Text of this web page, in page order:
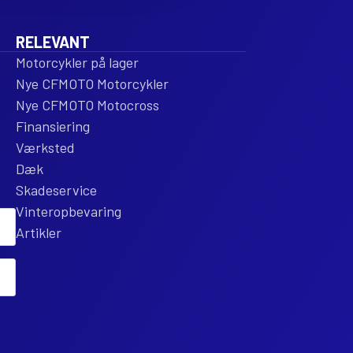
RELEVANT
Motorcykler på lager
Nye CFMOTO Motorcykler
Nye CFMOTO Motocross
Finansiering
Værksted
Dæk
Skadeservice
Vinteropbevaring
Artikler